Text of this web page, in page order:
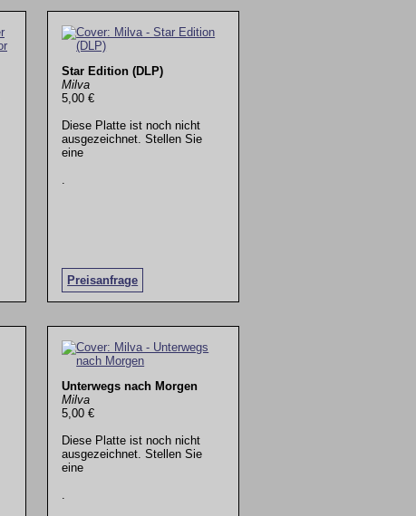
Star Edition (DLP)
Milva
5,00 €
Diese Platte ist noch nicht
ausgezeichnet. Stellen Sie
eine
Preisanfrage
.
Unterwegs nach Morgen
Milva
5,00 €
Diese Platte ist noch nicht
ausgezeichnet. Stellen Sie
eine